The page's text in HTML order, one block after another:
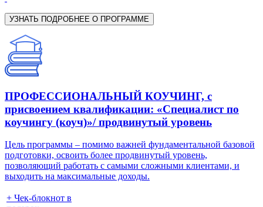
УЗНАТЬ ПОДРОБНЕЕ О ПРОГРАММЕ
ПРОФЕССИОНАЛЬНЫЙ КОУЧИНГ, с
присвоением квалификации: «Специалист по
коучингу (коуч)»/ продвинутый уровень
Цель программы – помимо важней фундаментальной базовой
подготовки, освоить более продвинутый уровень,
позволяющий работать с самыми сложными клиентами, и
выходить на максимальные доходы.
+ Чек-блокнот в